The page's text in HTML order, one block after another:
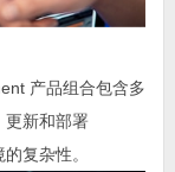
产品组合包含多
更新和部署
复杂性。